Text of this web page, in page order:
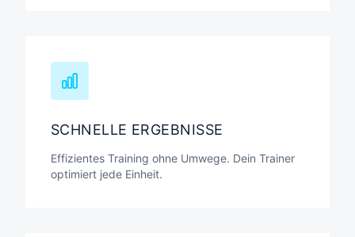
SCHNELLE ERGEBNISSE
Effizientes Training ohne Umwege. Dein Trainer
optimiert jede Einheit.